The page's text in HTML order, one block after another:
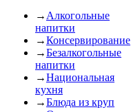
→ Алкогольные
напитки
→Консервирование
→Безалкогольные
напитки
→Национальная
кухня
→Блюда из круп